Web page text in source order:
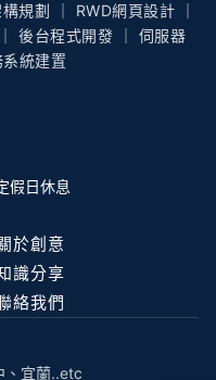
規劃 ｜ RWD網頁設計 ｜
後台程式開發 ｜ 伺服器
統建置
假日休息
於創意
識分享
絡我們
、宜蘭..etc